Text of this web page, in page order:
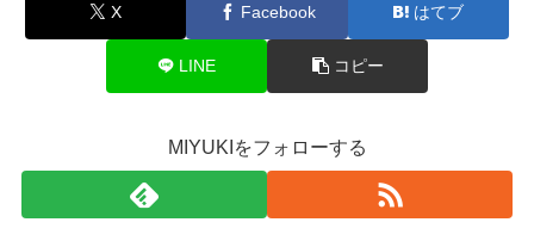
X Facebook はてブ
LINE コピー
MIYUKIをフォローする